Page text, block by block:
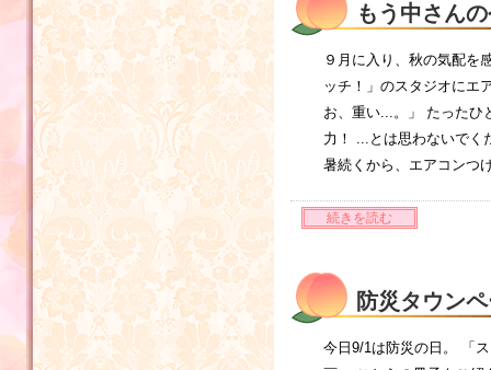
もう中さん
９月に入り、秋の気配を
ッチ！」のスタジオに
お、重い...。」 たったひ
力！ ...とは思わないで
暑続くから、エアコンつ
続きを読む
防災タウン
今日9/1は防災の日。 「